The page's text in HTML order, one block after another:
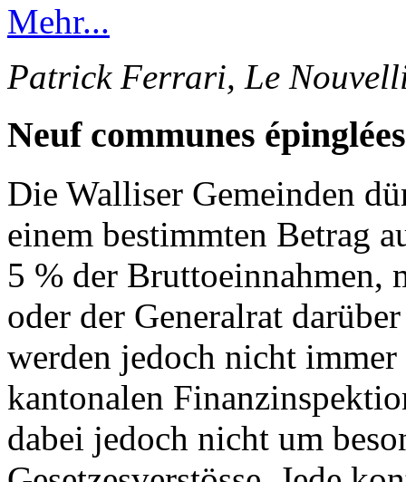
Mehr...
Patrick Ferrari, Le
Neuf communes épinglées
Die Walliser Gemeinden
einem bestimmten Betrag
5 % der Bruttoeinnahmen,
oder der Generalrat
werden jedoch nicht
kantonalen
dabei jedoch nicht um